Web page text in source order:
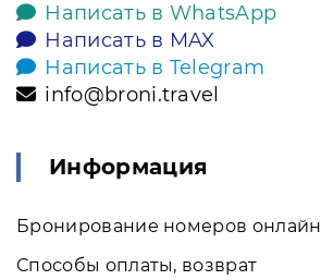
Написать в WhatsApp
Написать в MAX
Написать в Telegram
info@broni.travel
Информация
Бронирование номеров онлайн
Способы оплаты, возврат